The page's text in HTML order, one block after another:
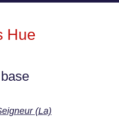
Hue
(La)